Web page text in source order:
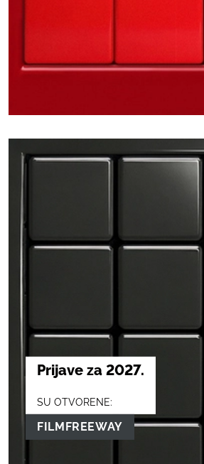
Prijave za 2027.
SU OTVORENE:
FILMFREEWAY